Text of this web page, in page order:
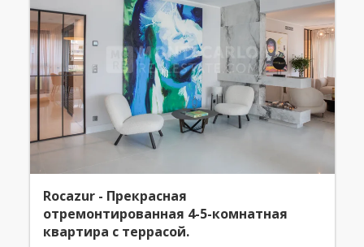
Rocazur - Прекрасная
отремонтированная 4-5-комнатная
квартира с террасой.